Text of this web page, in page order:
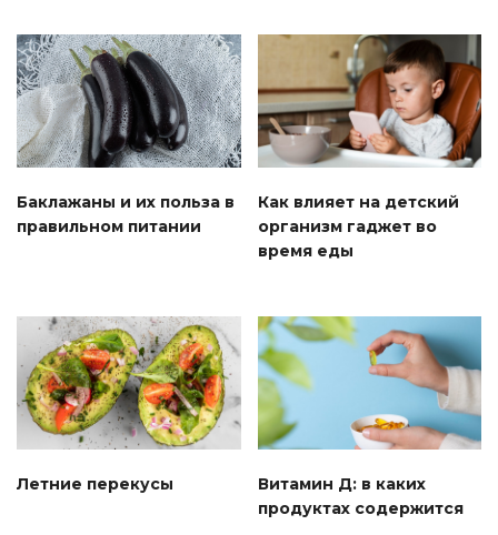
Баклажаны и их польза в
правильном питании
Как влияет на детский
организм гаджет во
время еды
Летние перекусы
Витамин Д: в каких
продуктах содержится